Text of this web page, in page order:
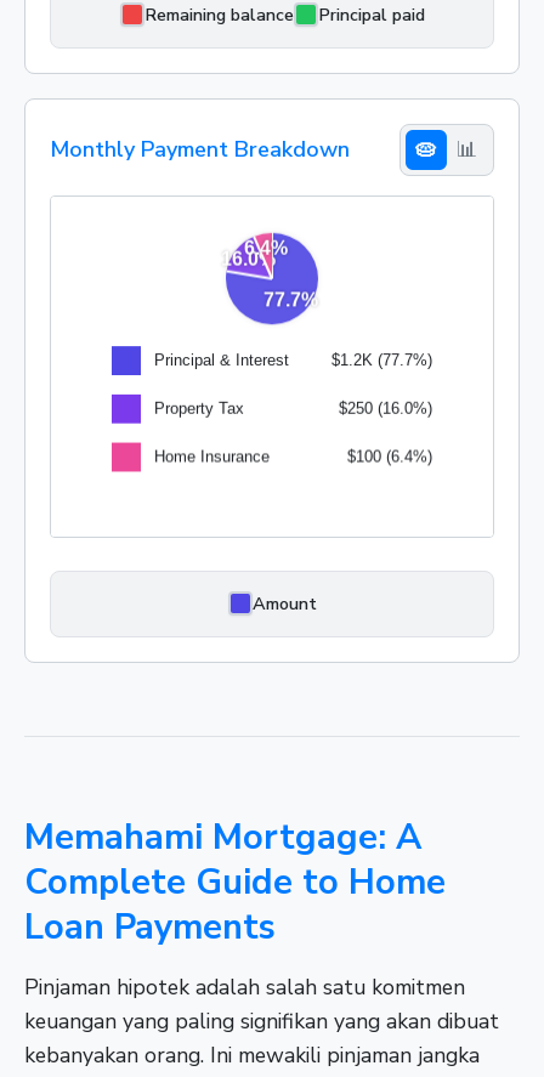
Remaining balance Principal paid
Monthly Payment Breakdown 🥧 📊
Amount
Memahami Mortgage: A
Complete Guide to Home
Loan Payments
Pinjaman hipotek adalah salah satu komitmen
keuangan yang paling signifikan yang akan dibuat
kebanyakan orang. Ini mewakili pinjaman jangka